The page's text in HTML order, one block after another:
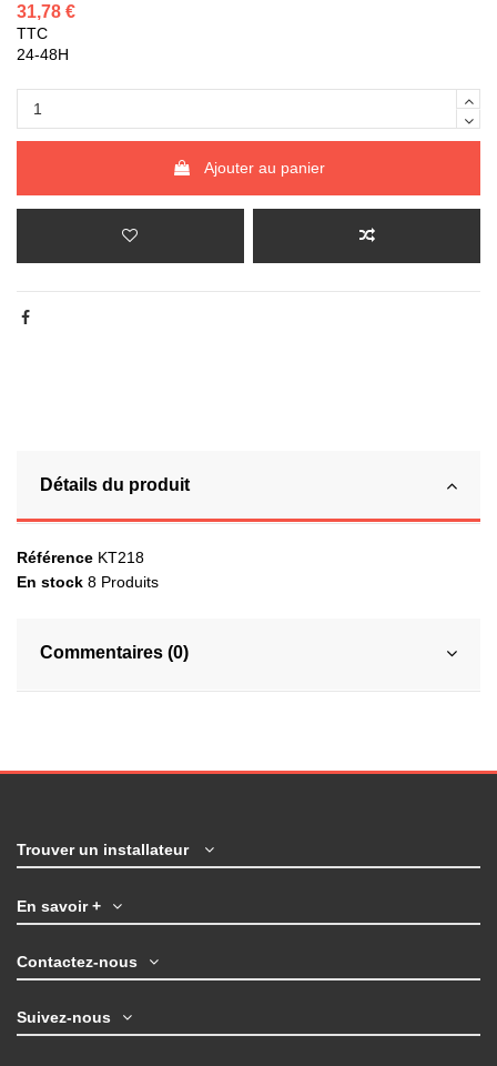
31,78 €
TTC
24-48H
Ajouter au panier
Détails du produit
Référence KT218
En stock 8 Produits
Commentaires (0)
Trouver un installateur
En savoir +
Contactez-nous
Suivez-nous